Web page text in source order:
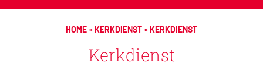
HOME »KERKDIENST »KERKDIENST
Kerkdienst